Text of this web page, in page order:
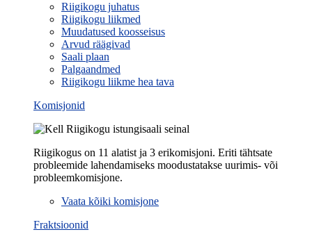
Riigikogu juhatus
Riigikogu liikmed
Muudatused koosseisus
Arvud räägivad
Saali plaan
Palgaandmed
Riigikogu liikme hea tava
Komisjonid
Riigikogus on 11 alatist ja 3 erikomisjoni. Eriti tähtsate
probleemide lahendamiseks moodustatakse uurimis- või
probleemkomisjone.
Vaata kõiki komisjone
Fraktsioonid